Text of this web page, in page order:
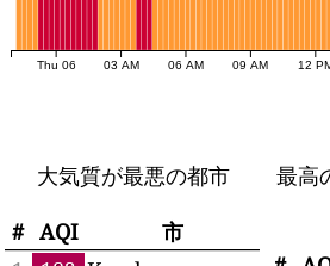
Thu 06 03 AM 06 AM 09 AM 12
大気質が最悪の都市
# AQI
市
最高